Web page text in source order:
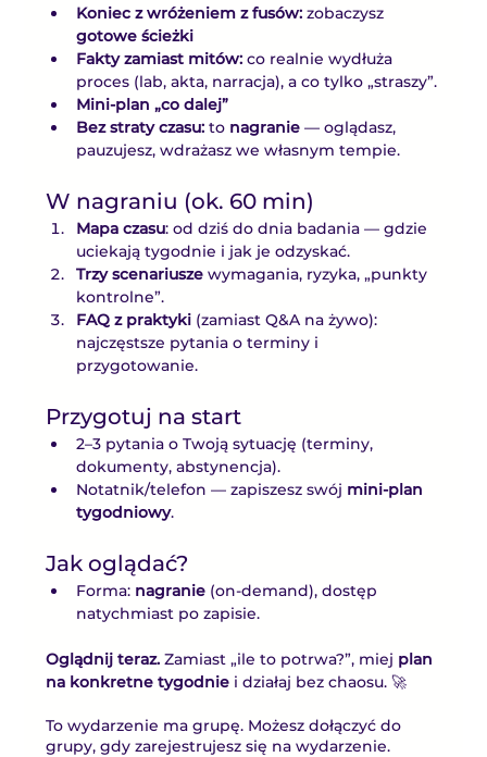
Koniec z wróżeniem z fusów: zobaczysz
gotowe ścieżki
Fakty zamiast mitów: co realnie wydłuża
proces (lab, akta, narracja), a co tylko „straszy”.
Mini-plan „co dalej”
Bez straty czasu: to nagranie — oglądasz,
pauzujesz, wdrażasz we własnym tempie.
W nagraniu (ok. 60 min)
Mapa czasu: od dziś do dnia badania — gdzie
uciekają tygodnie i jak je odzyskać.
Trzy scenariusze wymagania, ryzyka, „punkty
kontrolne”.
FAQ z praktyki (zamiast Q&A na żywo):
najczęstsze pytania o terminy i
przygotowanie.
Przygotuj na start
2–3 pytania o Twoją sytuację (terminy,
dokumenty, abstynencja).
Notatnik/telefon — zapiszesz swój mini-plan
tygodniowy.
Jak oglądać?
Forma: nagranie (on-demand), dostęp
natychmiast po zapisie.
Oglądnij teraz. Zamiast „ile to potrwa?”, miej plan
na konkretne tygodnie i działaj bez chaosu. 🚀
To wydarzenie ma grupę. Możesz dołączyć do
grupy, gdy zarejestrujesz się na wydarzenie.